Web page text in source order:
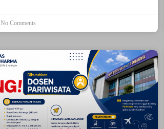
No Comments